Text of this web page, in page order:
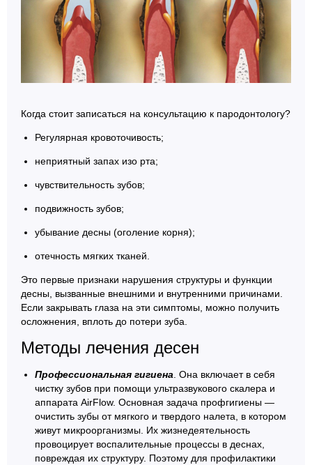
Когда стоит записаться на консультацию к пародонтологу?
Регулярная кровоточивость;
неприятный запах изо рта;
чувствительность зубов;
подвижность зубов;
убывание десны (оголение корня);
отечность мягких тканей.
Это первые признаки нарушения структуры и функции
десны, вызванные внешними и внутренними причинами.
Если закрывать глаза на эти симптомы, можно получить
осложнения, вплоть до потери зуба.
Методы лечения десен
Профессиональная гигиена . Она включает в себя
чистку зубов при помощи ультразвукового скалера и
аппарата AirFlow. Основная задача профгигиены —
очистить зубы от мягкого и твердого налета, в котором
живут микроорганизмы. Их жизнедеятельность
провоцирует воспалительные процессы в деснах,
повреждая их структуру. Поэтому для профилактики